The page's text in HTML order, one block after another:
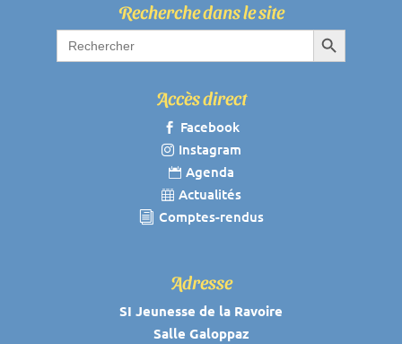
Recherche dans le site
Search
for:
Search Button
Accès direct
 Facebook
 Instagram
 Agenda
 Actualités
i Comptes-rendus
Adresse
SI Jeunesse de la Ravoire
Salle Galoppaz